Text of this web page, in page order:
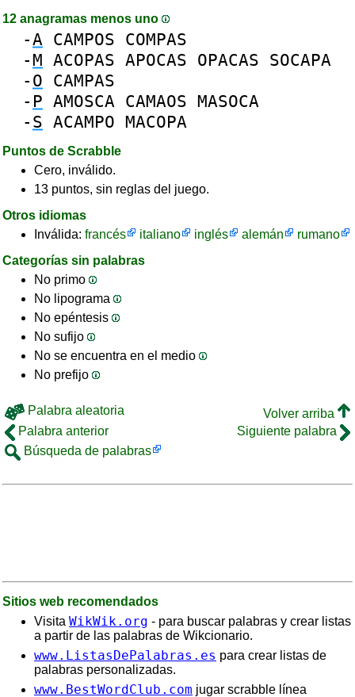
12 anagramas menos uno
-A CAMPOS COMPAS
-M ACOPAS APOCAS OPACAS SOCAPA
- O CAMPAS
- P AMOSCA CAMAOS MASOCA
- S ACAMPO MACOPA
Puntos de Scrabble
Cero, inválido.
13 puntos, sin reglas del juego.
Otros idiomas
Inválida: francés italiano inglés alemán
rumano
Categorías sin palabras
No primo
No lipograma
No epéntesis
No sufijo
No se encuentra en el medio
No prefijo
Palabra aleatoria
Volver arriba
Palabra anterior
Siguiente palabra
Búsqueda de palabras
Sitios web recomendados
Visita WikWik.org - para buscar palabras y crear listas
a partir de las palabras de Wikcionario.
www.ListasDePalabras.es para crear listas de
palabras personalizadas.
www.BestWordClub.com jugar scrabble línea